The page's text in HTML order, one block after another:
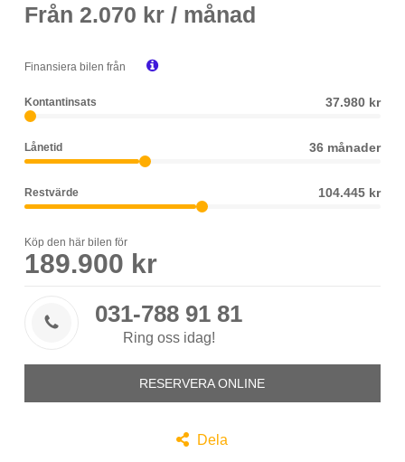
Från 2.070 kr / månad
Finansiera bilen från 
Kontantinsats 37.980 kr
Lånetid 36 månader
Restvärde 104.445 kr
Köp den här bilen för
189.900 kr
 031-788 91 81
Ring oss idag!
RESERVERA ONLINE
 Dela